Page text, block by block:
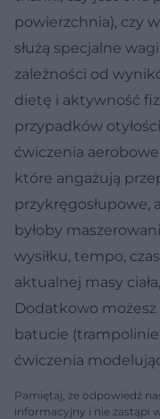
powierzchnia), czy
służą specjalne
zależności od
dietę i aktywność
przypadków
ćwiczenia
które angażują
przykręgosłupowe,
byłoby
wysiłku, tempo,
aktualnej masy
Dodatkowo
batucie
ćwiczenia
Pamiętaj, że odpowiedź
informacyjny i nie zastąpi